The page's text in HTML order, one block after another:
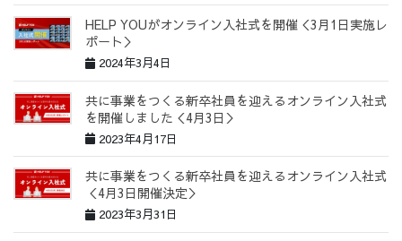
HELP YOUがオンライン入社式を開催＜3月1日実施レ
ポート＞
2024年3月4日
共に事業をつくる新卒社員を迎えるオンライン入社式
を開催しました＜4月3日＞
2023年4月17日
共に事業をつくる新卒社員を迎えるオンライン入社式
＜4月3日開催決定＞
2023年3月31日